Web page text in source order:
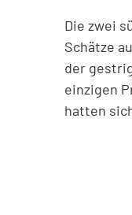
Die zwei
Schätze
der
einzigen
hatten